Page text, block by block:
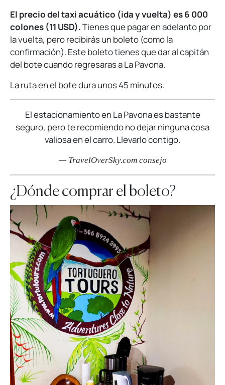
El precio del taxi acuático (ida y vuelta) es 6 000
colones (11 USD).Tienes que pagar en adelanto por
la vuelta, pero recibirás un boleto (como la
confirmación). Este boleto tienes que dar al capitán
del bote cuando regresaras a La Pavona.
La ruta en el bote dura unos 45 minutos.
El estacionamiento en La Pavona es bastante
seguro, pero te recomiendo no dejar ninguna cosa
valiosa en el carro. Llevarlo contigo.
— TravelOverSky.com consejo
¿Dónde comprar el boleto?